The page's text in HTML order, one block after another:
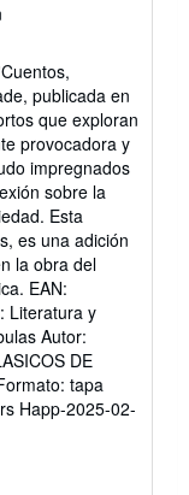
publicada en
que exploran
provocadora y
impregnados
sobre la
Esta
es una adición
la obra del
EAN:
Literatura y
Autor:
DE
tapa
Happ-2025-02-